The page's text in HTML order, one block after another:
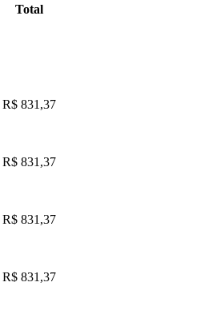
Total
R$ 831,37
R$ 831,37
R$ 831,37
R$ 831,37